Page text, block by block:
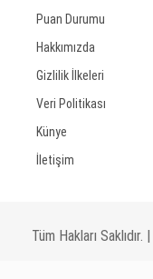
Puan Durumu
Hakkımızda
Gizlilik İlkeleri
Veri Politikası
Künye
İletişim
Tüm Hakları Saklıdır. |